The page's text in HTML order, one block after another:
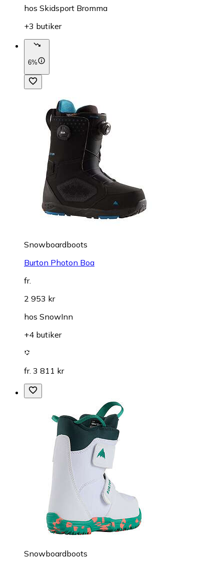
hos Skidsport Bromma
+3 butiker
6%
Snowboardboots
Burton Photon Boa
fr.
2 953 kr
hos SnowInn
+4 butiker
fr. 3 811 kr
Snowboardboots